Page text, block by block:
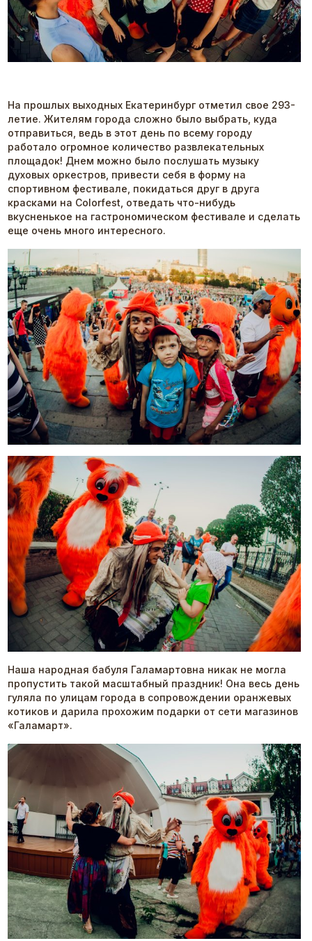
На прошлых выходных Екатеринбург отметил свое 293-
летие. Жителям города сложно было выбрать, куда
отправиться, ведь в этот день по всему городу
работало огромное количество развлекательных
площадок! Днем можно было послушать музыку
духовых оркестров, привести себя в форму на
спортивном фестивале, покидаться друг в друга
красками на Colorfest, отведать что-нибудь
вкусненькое на гастрономическом фестивале и сделать
еще очень много интересного.
Наша народная бабуля Галамартовна никак не могла
пропустить такой масштабный праздник! Она весь день
гуляла по улицам города в сопровождении оранжевых
котиков и дарила прохожим подарки от сети магазинов
«Галамарт».